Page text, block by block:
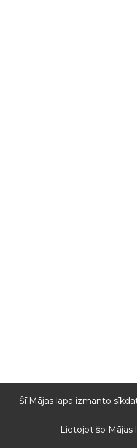
Šī Mājas lapa izmanto
Lietojot šo Mājas